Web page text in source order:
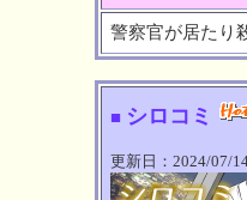
警察官が居たり
■ シロコミ
更新日：2024/07/